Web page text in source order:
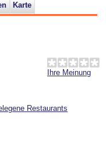
Karte
Ihre Meinung
Restaurants